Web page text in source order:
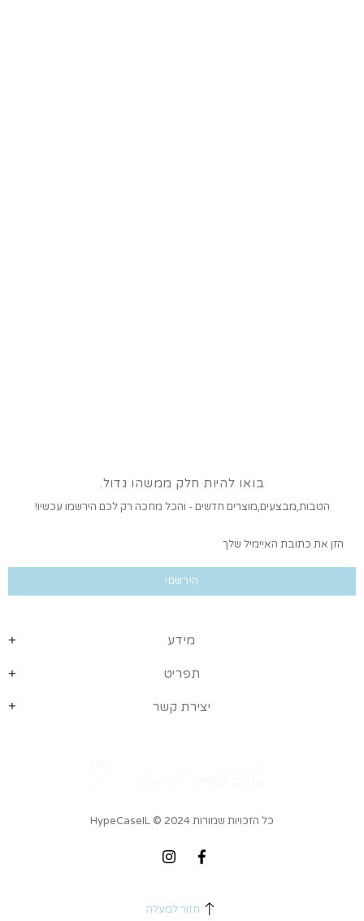
בואו להיות חלק ממשהו גדול.
הטבות,מבצעים,מוצרים חדשים - והכל מחכה רק לכם הירשמו עכשיו!
מידע
תפריט
יצירת קשר
כל הזכויות שמורות HypeCaseIL© 2024
חזור למעלה